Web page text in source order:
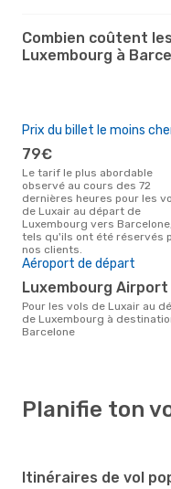
Combien coûtent
Luxembourg à
Prix du billet le moins
79€
Le tarif le plus abordable
observé au cours des 72
dernières heures pour les
de Luxair au départ de
Luxembourg vers Barcelone,
tels qu'ils ont été réservés
nos clients.
Aéroport de départ
Luxembourg Airport
Pour les vols de Luxair au départ
de Luxembourg à
Barcelone
Planifie ton
Itinéraires de vol